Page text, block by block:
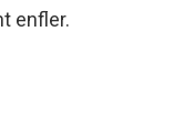
enfler.